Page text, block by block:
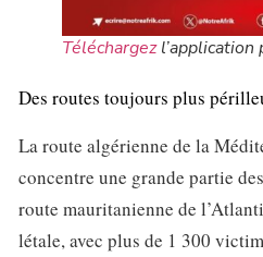
Téléchargezl’application
Des routes toujours plus
La route algérienne de la
concentre une grande partie
route mauritanienne de
létale, avec plus de 1 300